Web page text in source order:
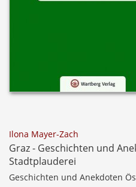
Ilona Mayer-Zach
Graz - Geschichten und
Stadtplauderei
Geschichten und Anekdoten